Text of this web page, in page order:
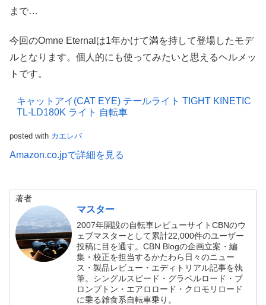
まで…
今回のOmne Eternalは1年かけて満を持して登場したモデ
ルとなります。個人的にも使ってみたいと思えるヘルメッ
トです。
キャットアイ(CAT EYE) テールライト TIGHT KINETIC
TL-LD180K ライト 自転車
posted with カエレバ
Amazon.co.jpで詳細を見る
著者
マスター
2007年開設の自転車レビューサイトCBNのウ
ェブマスターとして累計22,000件のユーザー
投稿に目を通す。CBN Blogの企画立案・編
集・校正を担当するかたわら日々のニュー
ス・製品レビュー・エディトリアル記事を執
筆。シングルスピード・グラベルロード・ブ
ロンプトン・エアロロード・クロモリロード
に乗る雑食系自転車乗り。